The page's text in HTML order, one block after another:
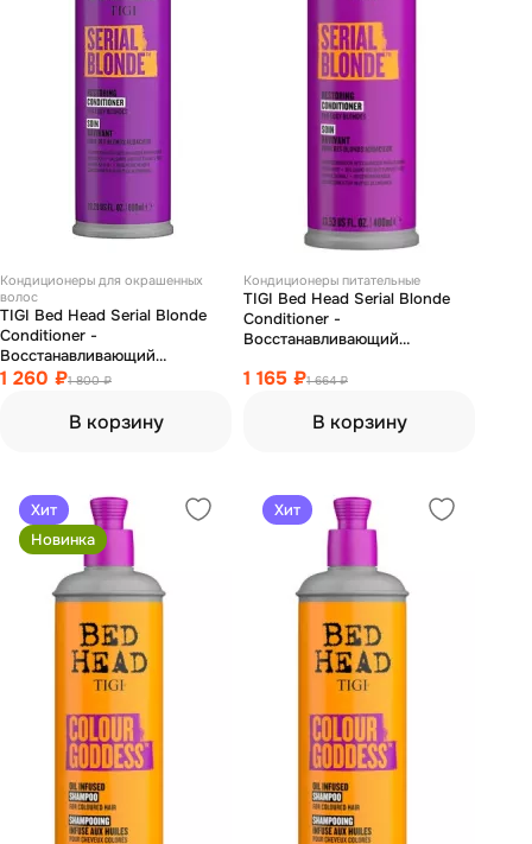
Кондиционеры для окрашенных
волос
TIGI Bed Head Serial Blonde
Conditioner -
Bосстанавливающий
кондиционер для блондинок
1 260 ₽1 800 ₽
В корзину
Кондиционеры питательные
TIGI Bed Head Serial Blonde
Conditioner -
Bосстанавливающий
400 мл
1 165 ₽1 664 ₽
В корзину
Хит
Новинка
Хит